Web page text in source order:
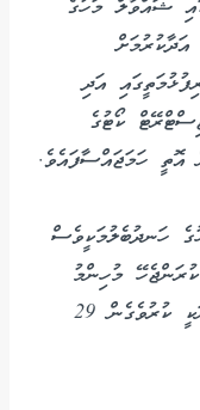
ޝައްވާލް މަހުގެ
އަދި
ކޯޓުގެ
އޮތީ ހަމަޖައްސާފައެވެ.
ހަނދުބެލުމަކީވެސް
މުހިންމު
ކަމެކެވެ. ކޮންމެ ހަނދުމަހެއްގެވެސް ދިގުމިނަކީ ކުރުވެގެން 29